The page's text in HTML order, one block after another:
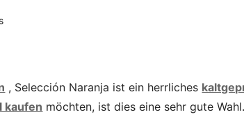
, Selección Naranja ist ein herrliches
kaufen möchten, ist dies eine sehr gute Wahl.